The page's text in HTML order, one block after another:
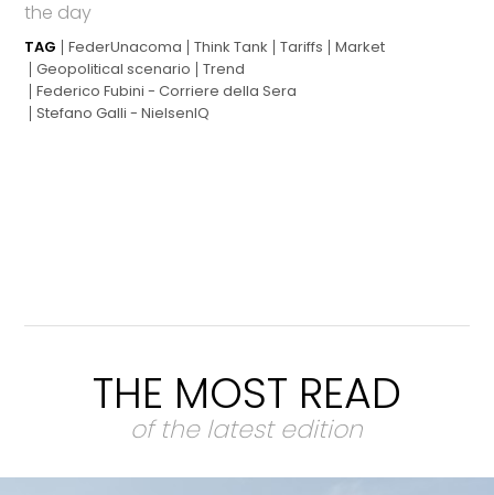
the day
TAG FederUnacoma Think Tank Tariffs
Market
Geopolitical scenario
Trend
Federico Fubini - Corriere della Sera
Stefano Galli - NielsenIQ
THE MOST READ
of the latest edition